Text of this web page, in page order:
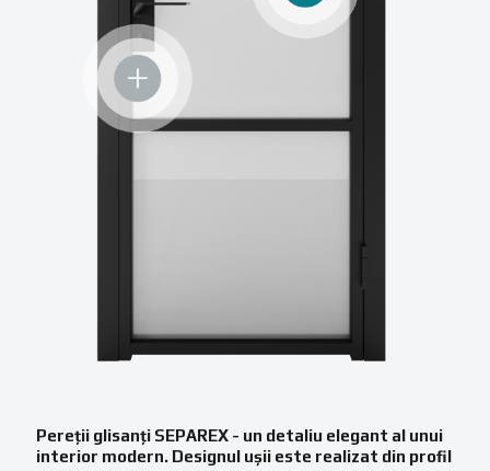
Pereții glisanți SEPAREX - un detaliu elegant al unui
interior modern. Designul ușii este realizat din profil